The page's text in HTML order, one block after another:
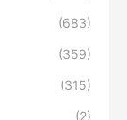
(683)
(359)
(315)
(2)